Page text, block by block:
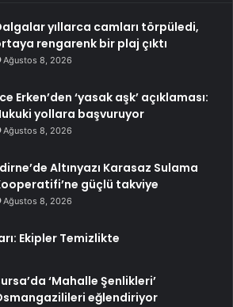
yıllarca camları törpüledi,
rengarenk bir plaj çıktı
Ağustos 8, 2026
Erken’den ‘yasak aşk’ açıklaması:
yollara başvuruyor
Ağustos 8, 2026
Altınyazı Karasaz Sulama
güçlü takviye
Ağustos 8, 2026
Ekipler Temizlikte
‘Mahalle Şenlikleri’
eğlendiriyor